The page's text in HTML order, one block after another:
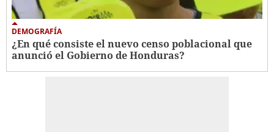
DEMOGRAFÍA
¿En qué consiste el nuevo censo poblacional que
anunció el Gobierno de Honduras?